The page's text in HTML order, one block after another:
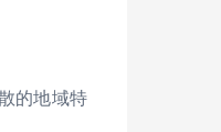
的地域特